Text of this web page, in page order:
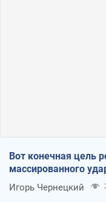
Вот конечная цель
массированного
Игорь Чернецкий